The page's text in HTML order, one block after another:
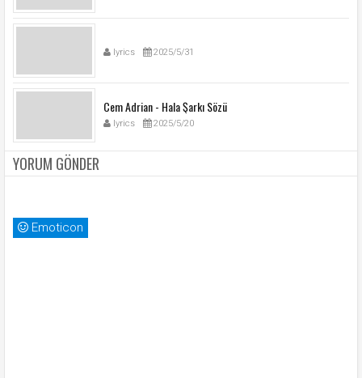
lyrics 2025/5/31
Cem Adrian - Hala Şarkı Sözü
lyrics 2025/5/20
YORUM GÖNDER
Emoticon